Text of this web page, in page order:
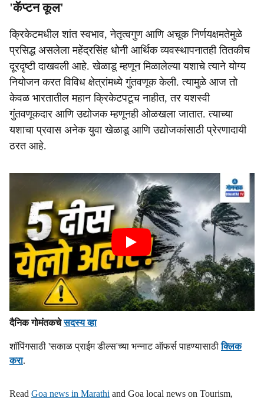
'कॅप्टन कूल'
क्रिकेटमधील शांत स्वभाव, नेतृत्वगुण आणि अचूक निर्णयक्षमतेमुळे
प्रसिद्ध असलेला महेंद्रसिंह धोनी आर्थिक व्यवस्थापनातही तितकीच
दूरदृष्टी दाखवली आहे. खेळाडू म्हणून मिळालेल्या यशाचे त्याने योग्य
नियोजन करत विविध क्षेत्रांमध्ये गुंतवणूक केली. त्यामुळे आज तो
केवळ भारतातील महान क्रिकेटपटूच नाहीत, तर यशस्वी
गुंतवणूकदार आणि उद्योजक म्हणूनही ओळखला जातात. त्याच्या
यशाचा प्रवास अनेक युवा खेळाडू आणि उद्योजकांसाठी प्रेरणादायी
ठरत आहे.
दैनिक गोमंतकचेसदस्य व्हा
शॉपिंगसाठी 'सकाळ प्राईम डील्स'च्या भन्नाट ऑफर्स पाहण्यासाठीक्लिक
करा.
Read Goa news in Marathi and Goa local news on Tourism,